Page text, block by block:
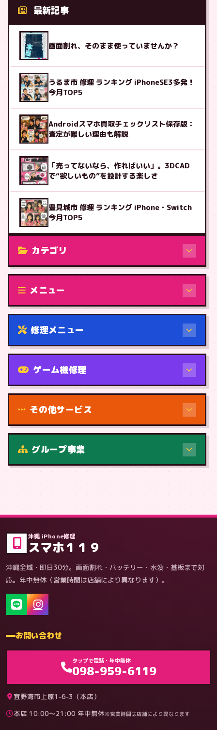
最新記事
画面割れ、そのまま使っていませんか？
うるま市 修理 ランキング iPhoneSE3多発！
今月TOP5
Androidスマホ買取チェックリスト保存版：
査定が難しい理由も解説
「売ってないなら、作ればいい」。3DCAD
で“欲しいもの”を設計する楽しさ
豊見城市 修理 ランキング iPhone・Switch
今月TOP5
カテゴリ
修理（機種から）
メニュー
修理メニュー
機種から
症状・内容から
ゲーム機修理
その他サービス
グループ事業
沖縄 iPhone修理
スマホ１１９
沖縄全域・即日30分。画面割れ・バッテリー・水没・基板まで対
応。年中無休（営業時間は店舗により異なります）。
お問い合わせ
タップで電話・年中無休
098-959-6119
宜野湾市上原1-6-3（本店）
本店 10:00〜21:00 年中無休※営業時間は店舗により異なります